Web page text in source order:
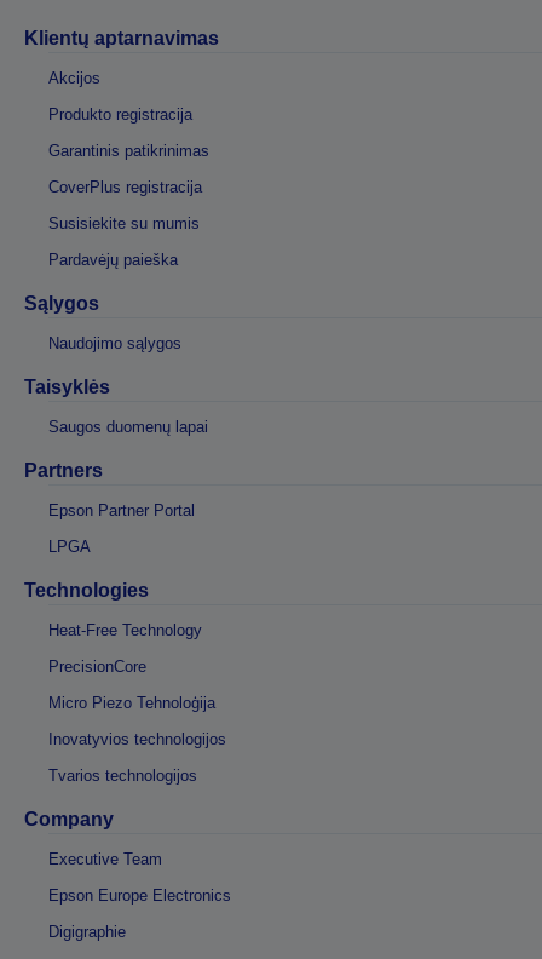
Klientų aptarnavimas
Akcijos
Produkto registracija
Garantinis patikrinimas
CoverPlus registracija
Susisiekite su mumis
Pardavėjų paieška
Sąlygos
Naudojimo sąlygos
Taisyklės
Saugos duomenų lapai
Partners
Epson Partner Portal
LPGA
Technologies
Heat-Free Technology
PrecisionCore
Micro Piezo Tehnoloģija
Inovatyvios technologijos
Tvarios technologijos
Company
Executive Team
Epson Europe Electronics
Digigraphie